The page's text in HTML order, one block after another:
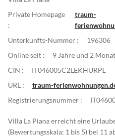
Private Homepage
:
traum-
Unterkunfts-Nummer :
196306
Online seit :
9 Jahre und 2
CIN :
IT046005C2LEKHURPL
URL :
traum-
Registrierungsnummer :
Villa La Piana erreicht eine
(Bewertungsskala: 1 bis 5) bei 11